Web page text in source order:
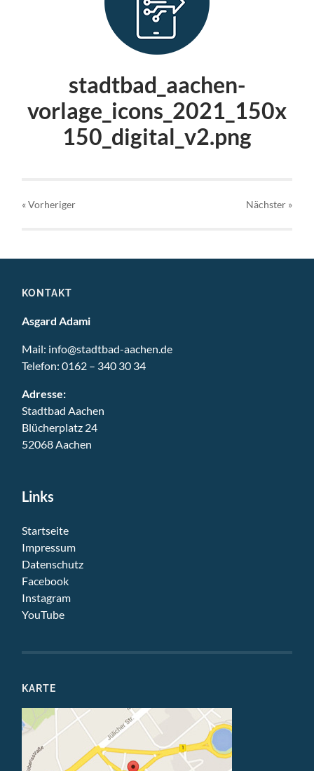
stadtbad_aachen-
vorlage_icons_2021_150x
150_digital_v2.png
« Vorheriger Nächster »
KONTAKT
Asgard Adami
Mail: info@stadtbad-aachen.de
Telefon:0162 – 340 30 34
Adresse:
Stadtbad Aachen
Blücherplatz 24
52068 Aachen
Links
Startseite
Impressum
Datenschutz
Facebook
Instagram
YouTube
KARTE